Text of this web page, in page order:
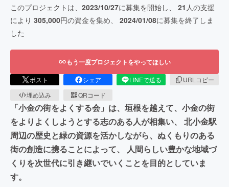
このプロジェクトは、 2023/10/27に募集を開始し、 21 人の支援
により 305,000円の資金を集め、 2024/01/08に募集を終了しま
した
もう一度プロジェクトをやってほしい
ポスト シェア LINEで送る
URLコピー
埋め込み
QRコード
「小金の街をよくする会」は、垣根を越えて、小金の街
をよりよくしようとする志のある人が相集い、 北小金駅
周辺の歴史と緑の資源を活かしながら、ぬくもりのある
街の創造に携ることによって、 人間らしい豊かな地域づ
くりを次世代に引き継いでいくことを目的としていま
す。